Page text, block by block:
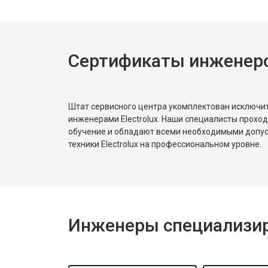
Замена платы сенсорного
Замена панели управления
Замена ТЭН
Ремонт/замена датчика
Сертификаты
Штат сервисного центра укомплектован
инженерами Electrolux. Наши специалисты
обучение и обладают всеми необходимыми
техники Electrolux на профессиональном уровне.
Инженеры